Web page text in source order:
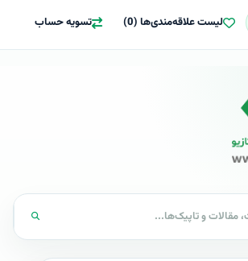
لیست علاقه‌مندی‌ها (0) تسویه حساب